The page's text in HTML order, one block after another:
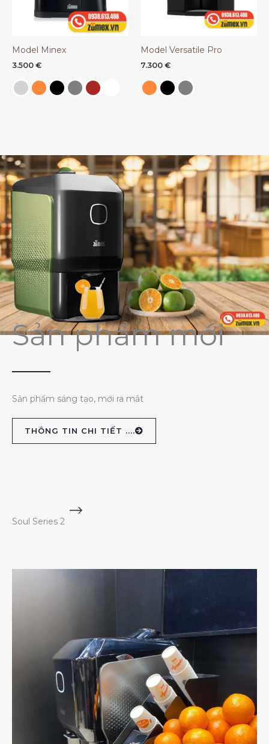
Model Minex
3.500 €
Model Versatile Pro
7.300 €
Sản phẩm mới
Sản phẩm sáng tạo, mới ra mắt
THÔNG TIN CHI TIẾT ....
Soul Series 2